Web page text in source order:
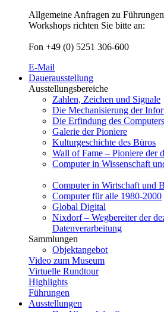
Allgemeine Anfragen zu
Workshops richten Sie bitte an:
Fon +49 (0) 5251 306-600
E-Mail
Dauerausstellung
Ausstellungsbereiche
Zahlen, Zeichen und Signale
Die Mechanisierung der
Die Erfindung des Computers
Galerie der Pioniere
Kulturgeschichte des Büros
Wall of Fame – Pioniere der
Computer in Wissenschaft
Computer in Wirtschaft und
Computer für alle 1980-2000
Global Digital
Nixdorf – Wegbereiter der
Datenverarbeitung
Sammlungen
Objektangebot
Video zum Museum
Virtuelle Rundtour
Highlights
Führungen
Ausstellungen